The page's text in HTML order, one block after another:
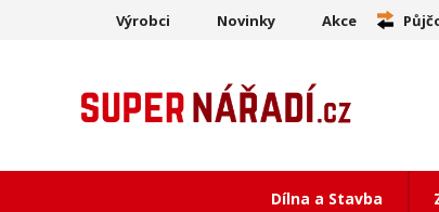
Výrobci Novinky Akce
Dílna a Stavba